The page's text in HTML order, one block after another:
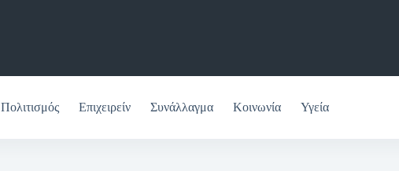
Πολιτισμός Επιχειρείν Συνάλλαγμα Κοινωνία Υγεία